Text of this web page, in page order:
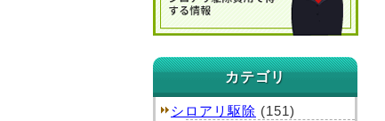
カテゴリ
シロアリ駆除 (151)